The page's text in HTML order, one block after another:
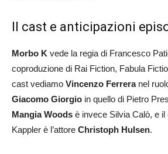
Il cast e anticipazioni
Morbo K vede la regia di Francesco
coproduzione di Rai Fiction, Fabula
cast vediamo Vincenzo Ferreranel
Giacomo Giorgio in quello di Pietro
Mangia Woods è invece Silvia Calò, e
Kappler è l’attore Christoph Hulsen.